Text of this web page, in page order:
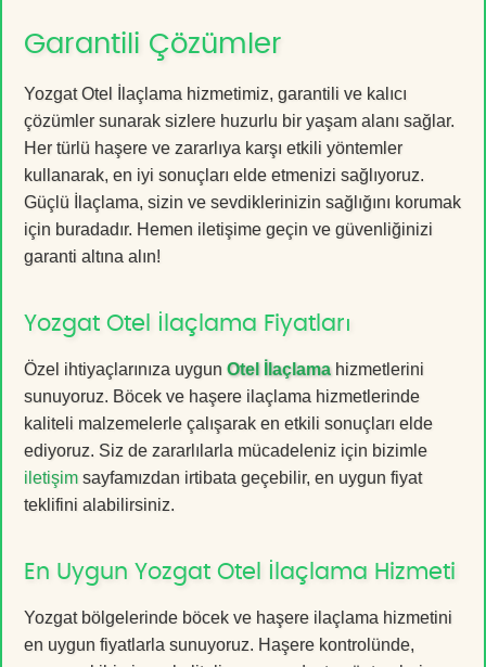
Garantili Çözümler
Yozgat Otel İlaçlama hizmetimiz, garantili ve kalıcı
çözümler sunarak sizlere huzurlu bir yaşam alanı sağlar.
Her türlü haşere ve zararlıya karşı etkili yöntemler
kullanarak, en iyi sonuçları elde etmenizi sağlıyoruz.
Güçlü İlaçlama, sizin ve sevdiklerinizin sağlığını korumak
için buradadır. Hemen iletişime geçin ve güvenliğinizi
garanti altına alın!
Yozgat Otel İlaçlama Fiyatları
Özel ihtiyaçlarınıza uygun Otel İlaçlamahizmetlerini
sunuyoruz. Böcek ve haşere ilaçlama hizmetlerinde
kaliteli malzemelerle çalışarak en etkili sonuçları elde
ediyoruz. Siz de zararlılarla mücadeleniz için bizimle
iletişim sayfamızdan irtibata geçebilir, en uygun fiyat
teklifini alabilirsiniz.
En Uygun Yozgat Otel İlaçlama Hizmeti
Yozgat bölgelerinde böcek ve haşere ilaçlama hizmetini
en uygun fiyatlarla sunuyoruz. Haşere kontrolünde,